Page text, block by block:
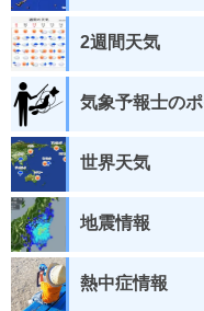
2週間天気
気象予報士の
世界天気
地震情報
熱中症情報